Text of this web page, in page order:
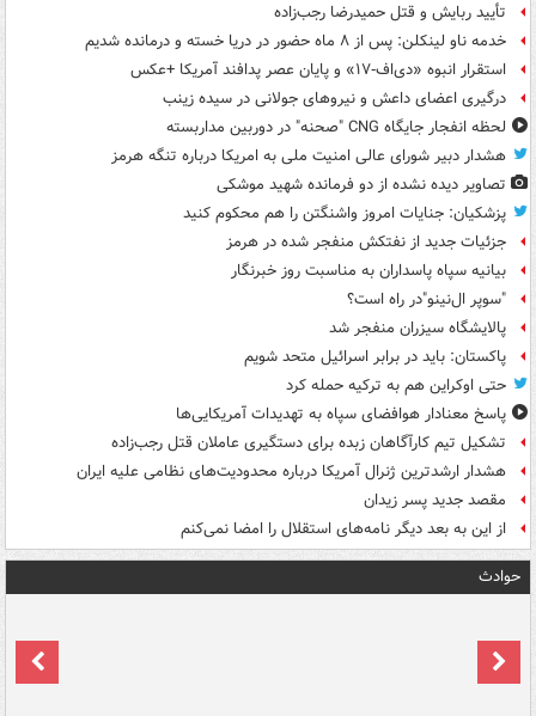
تأیید ربایش و قتل حمیدرضا رجب‌زاده
خدمه ناو لینکلن: پس از ۸ ماه حضور در دریا خسته و درمانده‌ شدیم
استقرار انبوه «دی‌اف‑۱۷» و پایان عصر پدافند آمریکا +عکس
درگیری اعضای داعش و نیروهای جولانی در سیده زینب
لحظه انفجار جایگاه CNG "صحنه" در دوربین مداربسته
هشدار دبیر شورای عالی امنیت ملی به امریکا درباره تنگه هرمز
تصاویر دیده‌ نشده از دو فرمانده شهید موشکی
پزشکیان: جنایات امروز واشنگتن را هم محکوم کنید
جزئیات جدید از نفتکش منفجر شده در هرمز
بیانیه سپاه پاسداران به مناسبت روز خبرنگار
"سوپر ال‌نینو"در راه است؟
پالایشگاه سیزران منفجر شد
پاکستان: باید در برابر اسرائیل متحد شویم
حتی اوکراین هم به ترکیه حمله کرد
پاسخ معنادار هوافضای سپاه به تهدیدات آمریکایی‌ها
تشکیل تیم کارآگاهان زبده برای دستگیری عاملان قتل رجب‌زاده
هشدار ارشدترین ژنرال آمریکا درباره محدودیت‌های نظامی علیه ایران
مقصد جدید پسر زیدان
از این به بعد دیگر نامه‌های استقلال را امضا نمی‌کنم
حوادث